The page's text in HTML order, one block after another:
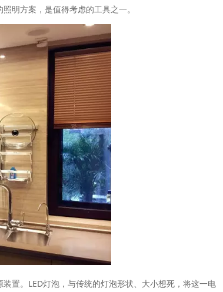
明方案，是值得考虑的工具之一。
置。LED灯泡，与传统的灯泡形状、大小想死，将这一电